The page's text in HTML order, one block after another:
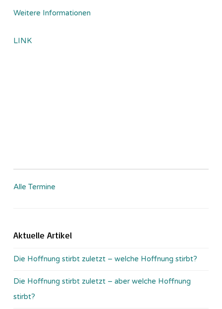
Weitere Informationen
LINK
Alle Termine
Aktuelle Artikel
Die Hoffnung stirbt zuletzt – welche Hoffnung stirbt?
Die Hoffnung stirbt zuletzt – aber welche Hoffnung
stirbt?